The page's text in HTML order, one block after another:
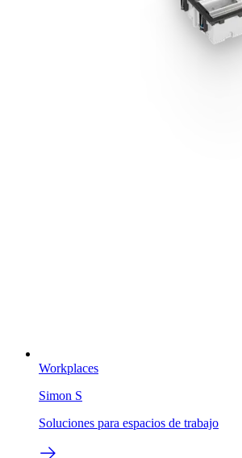
Workplaces
Simon S
Soluciones para espacios de trabajo